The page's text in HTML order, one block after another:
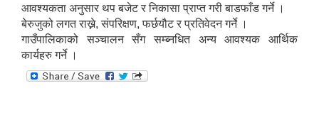
आवश्यकता अनुसार थप बजेट र निकासा प्राप्त गरी बाडफाँड गर्ने ।
बेरुजुको लगत राख्ने, संपरिक्षण, फर्छयौट र प्रतिवेदन गर्ने ।
गाउँपालिकाको सञ्चालन सँग सम्ब्नधित अन्य आवश्यक आर्थिक
कार्यहरु गर्ने ।